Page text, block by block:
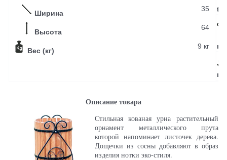
Ширина
35
Высота
64
Вес (кг)
9 кг
t,
к
Описание товара
Стильная кованая урна растительный
орнамент металлического прута
которой напоминает листочек дерева.
Дощечки из сосны добавляют в образ
изделия нотки эко-стиля.